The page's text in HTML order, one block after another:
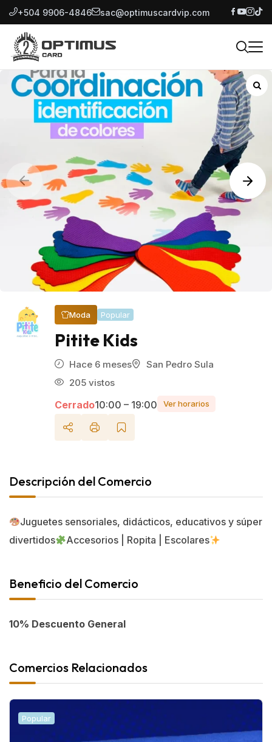
+504 9906-4846 sac@optimuscardvip.com
Moda Popular
Pitite Kids
Hace 6 meses
San Pedro Sula
205 vistos
Cerrado10:00 – 19:00 Ver horarios
Descripción del Comercio
Juguetes sensoriales, didácticos, educativos y súper
divertidos
Accesorios | Ropita | Escolares
Beneficio del Comercio
10% Descuento General
Comercios Relacionados
Popular